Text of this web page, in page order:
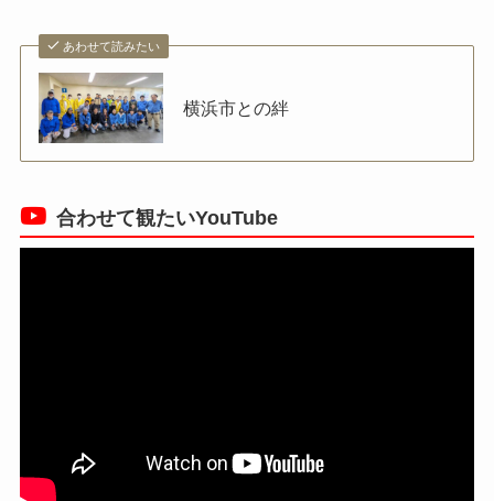
あわせて読みたい
横浜市との絆
合わせて観たいYouTube